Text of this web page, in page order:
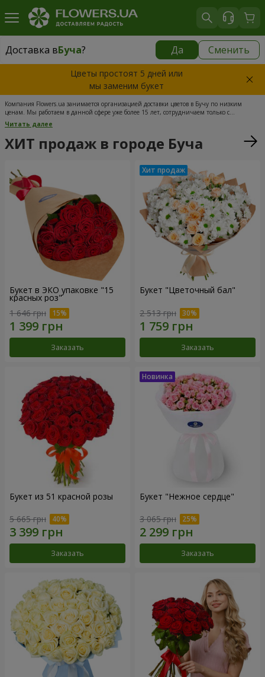
Доставка вБуча? Да Сменить
Доставка вБуча
Цветы простоят 5 дней или
мы заменим букет
Компания Flowers.ua занимается организацией доставки цветов в Бучу по низким
ценам. Мы работаем в данной сфере уже более 15 лет, сотрудничаем только с
проверенными поставщиками, а сеть наших цветочных мастерских самая большая в
стране. В нашем ассортименте представлены только лучшие и самые свежие цветы,
что обеспечивается прямыми поставками из лучших теплиц Украины. Наши
операторы всегда онлайн, а курьерская доставка цветов по Буче осуществляется в четко
оговоренные сроки, включая праздничные и выходные дни. Букет можно дополнить
цветы сегодня и мы доставим радость вашим близким!
Читать далее
ХИТ продаж в городе Буча
Букет в ЭКО упаковке "15
красных роз"
1 646 грн
Заказать
Букет "Цветочный бал"
2 513 грн
Заказать
Букет из 51 красной розы
5 665 грн
Заказать
Букет "Нежное сердце"
3 065 грн
Заказать